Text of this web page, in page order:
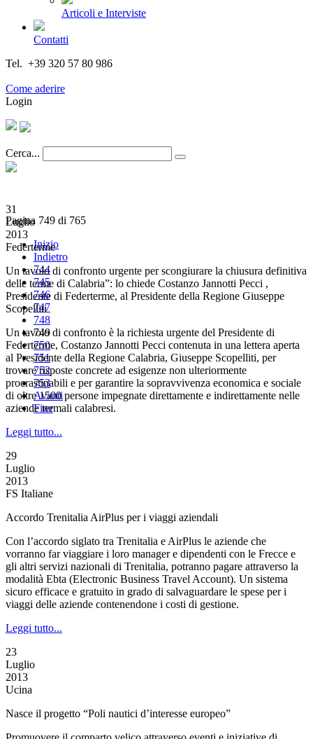
Articoli e Interviste
Contatti
Tel. +39 320 57 80 986
Come aderire
Login
Cerca...
31
Luglio
2013
Federterme
Un tavolo di confronto urgente per scongiurare la chiusura definitiva
delle terme di Calabria”: lo chiede Costanzo Jannotti Pecci ,
Presidente di Federterme, al Presidente della Regione Giuseppe
Scopelliti
Un tavolo di confronto è la richiesta urgente del Presidente di
Federterme, Costanzo Jannotti Pecci contenuta in una lettera aperta
al Presidente della Regione Calabria, Giuseppe Scopelliti, per
trovare risposte concrete ad esigenze non ulteriormente
procrastinabili e per garantire la sopravvivenza economica e sociale
di oltre 1500 persone impegnate direttamente e indirettamente nelle
aziende termali calabresi.
Leggi tutto...
29
Luglio
2013
FS Italiane
Accordo Trenitalia AirPlus per i viaggi aziendali
Con l’accordo siglato tra Trenitalia e AirPlus le aziende che
vorranno far viaggiare i loro manager e dipendenti con le Frecce e
gli altri servizi nazionali di Trenitalia, potranno pagare attraverso la
modalità Ebta (Electronic Business Travel Account). Un sistema
sicuro efficace e gratuito in grado di salvaguardare le spese per i
viaggi delle aziende contenendone i costi di gestione.
Leggi tutto...
23
Luglio
2013
Ucina
Nasce il progetto “Poli nautici d’interesse europeo”
Pagina 749 di 765
Inizio
Indietro
744
745
746
747
748
749
750
751
752
753
Avanti
Fine